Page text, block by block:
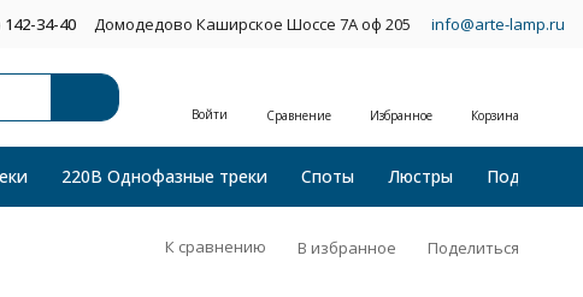
142-34-40 Домодедово Каширское Шоссе 7А оф 205 info@arte-lamp.ru
Войти Сравнение Избранное Корзина
220В Однофазные треки Споты Люстры Подвесные
К сравнению В избранное Поделиться